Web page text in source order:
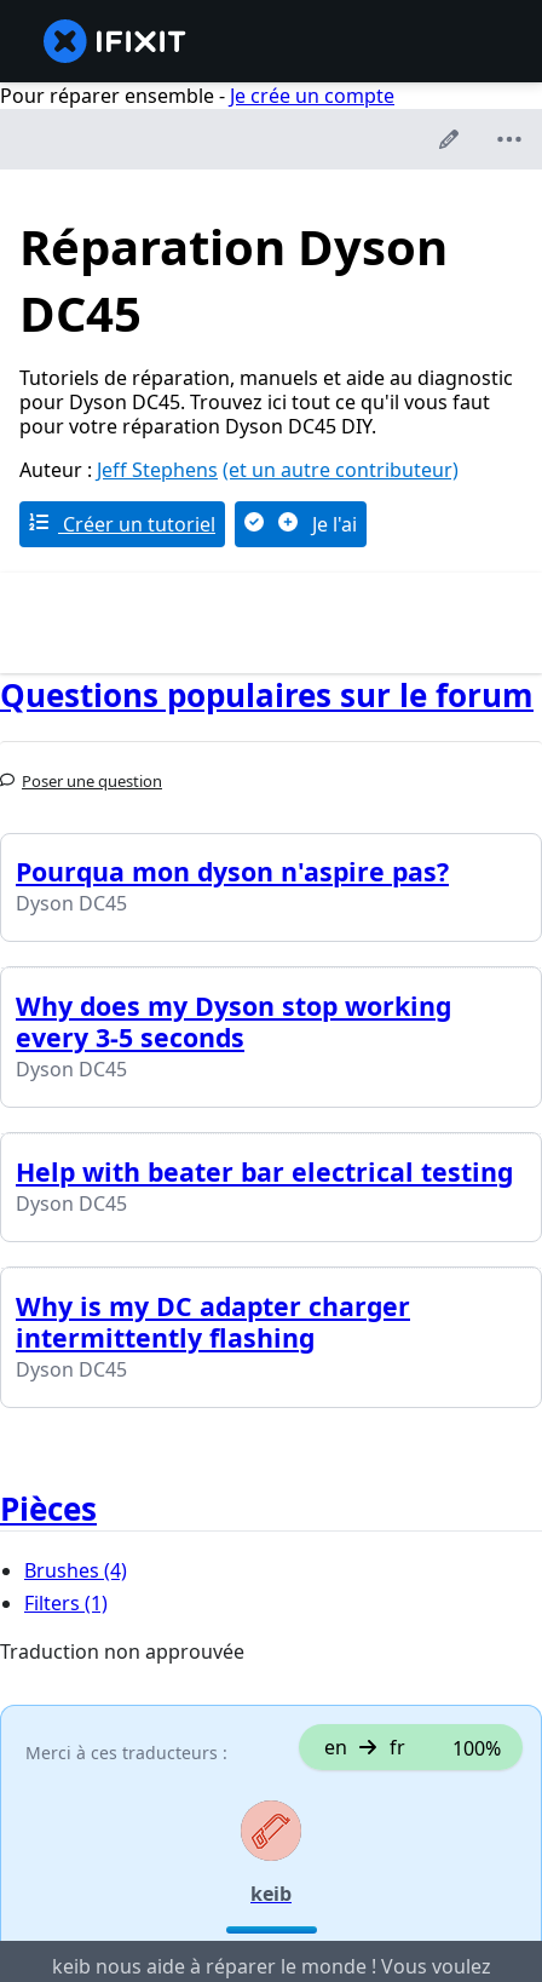
Pour réparer ensemble - Je crée un compte
Réparation Dyson
DC45
Tutoriels de réparation, manuels et aide au diagnostic
pour Dyson DC45. Trouvez ici tout ce qu'il vous faut
pour votre réparation Dyson DC45 DIY.
Auteur : Jeff Stephens (et un autre contributeur)
Créer un tutoriel Je l'ai
Questions populaires sur le forum
Poser une question
Pourqua mon dyson n'aspire pas?
Dyson DC45
Why does my Dyson stop working
every 3-5 seconds
Dyson DC45
Help with beater bar electrical testing
Dyson DC45
Why is my DC adapter charger
intermittently flashing
Dyson DC45
Pièces
Brushes (4)
Filters (1)
Traduction non approuvée
Merci à ces traducteurs : en fr 100%
keib
keib nous aide à réparer le monde ! Vous voulez